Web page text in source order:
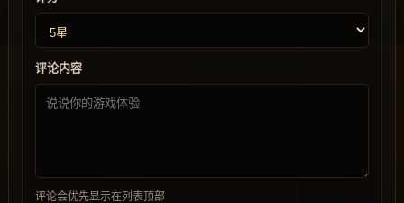
评论内容
评论会优先显示在列表顶部